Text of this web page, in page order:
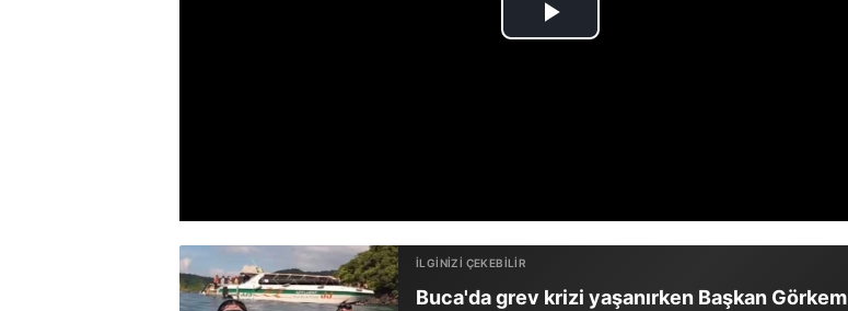
Buca'da grev krizi yaşanırken Başkan Görkem